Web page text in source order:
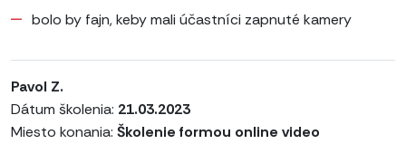
bolo by fajn, keby mali účastníci zapnuté kamery
Pavol Z.
Dátum školenia: 21.03.2023
Miesto konania: Školenie formou online video